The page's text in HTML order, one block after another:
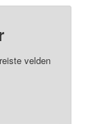
velden